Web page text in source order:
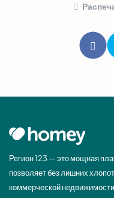
Регион 123 — это мощная
позволяет без лишних
коммерческой